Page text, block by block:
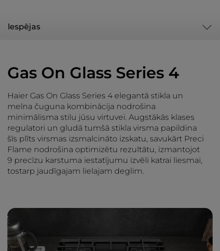
lespējas
Gas On Glass Series 4
Haier Gas On Glass Series 4 elegantā stikla un
melna čuguna kombinācija nodrošina
minimālisma stilu jūsu virtuvei. Augstākās klases
regulatori un gludā tumšā stikla virsma papildina
šīs plīts virsmas izsmalcināto izskatu, savukārt Preci
Flame nodrošina optimizētu rezultātu, izmantojot
9 precīzu karstuma iestatījumu izvēli katrai liesmai,
tostarp jaudīgajam lielajam deglim.